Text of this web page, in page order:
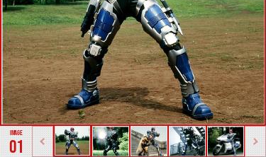
01